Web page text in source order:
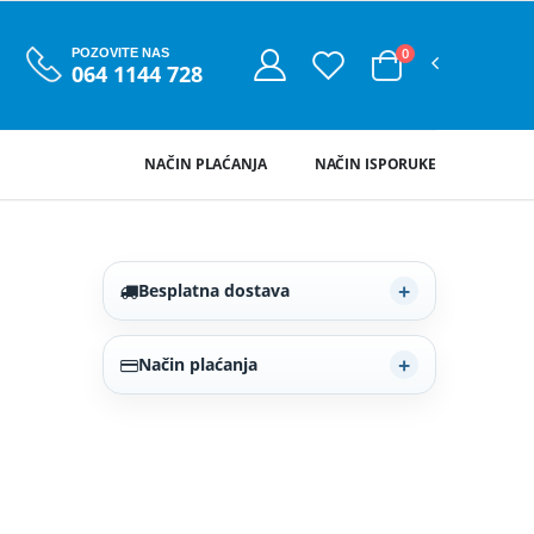
POZOVITE NAS
064 1144 728
0
NAČIN ISPORUKE
NAČIN PLAĆANJA
Besplatna dostava
Način plaćanja